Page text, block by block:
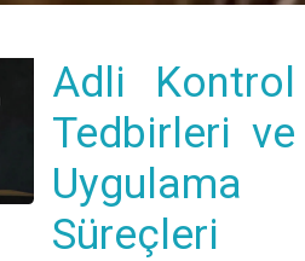
Adli Kontrol
Tedbirleri ve
Uygulama
Süreçleri